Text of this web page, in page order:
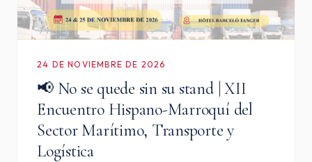
24 DE NOVIEMBRE DE 2026
📢 No se quede sin su stand | XII
Encuentro Hispano-Marroquí del
Sector Marítimo, Transporte y
Logística